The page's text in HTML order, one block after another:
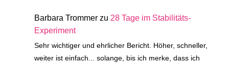
Barbara Trommer zu 28 Tage im Stabilitäts-
Experiment
Sehr wichtiger und ehrlicher Bericht. Höher, schneller,
weiter ist einfach... solange, bis ich merke, dass ich